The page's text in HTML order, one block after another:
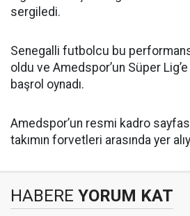
sergiledi.
Senegalli futbolcu bu
oldu ve Amedspor’un Süper
başrol oynadı.
Amedspor’un resmi kadro
takımın forvetleri arasında yer
HABERE YORUM KAT